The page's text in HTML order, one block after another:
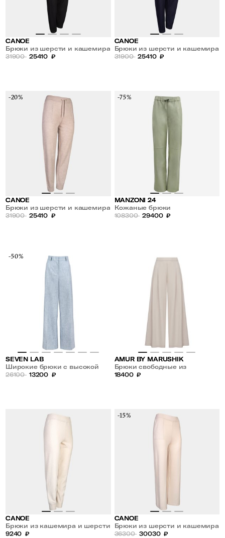
CANOE
Брюки из шерсти и кашемира
31900 25410 ₽
CANOE
Брюки из шерсти и кашемира
31900 25410 ₽
-20%
CANOE
Брюки из шерсти и кашемира
31900 25410 ₽
-75%
MANZONI 24
Кожаные брюки
108300 29400 ₽
-50%
SEVEN LAB
Широкие брюки с высокой
посадкой
26100 13200 ₽
AMUR BY MARUSHIK
Брюки свободные из
премиального льна Нежный
18400 ₽
CANOE
Брюки из кашемира и шерсти
9240 ₽
-15%
CANOE
Брюки из шерсти и кашемира
36300 30030 ₽